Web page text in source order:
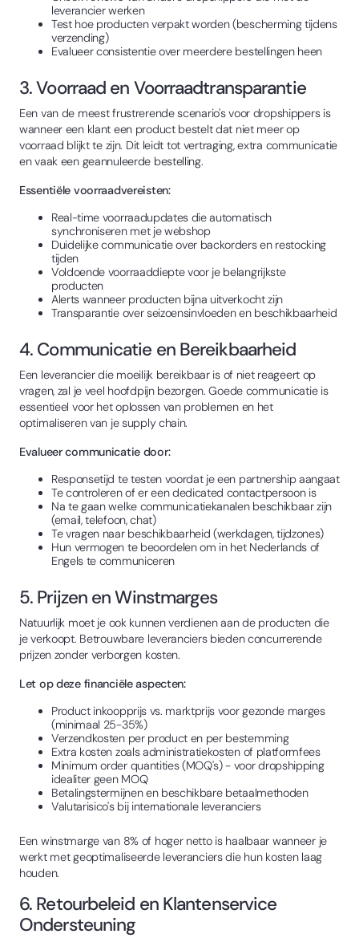
leverancier werken
Test hoe producten verpakt worden (bescherming tijdens
verzending)
Evalueer consistentie over meerdere bestellingen heen
3. Voorraad en Voorraadtransparantie
Een van de meest frustrerende scenario's voor dropshippers is
wanneer een klant een product bestelt dat niet meer op
voorraad blijkt te zijn. Dit leidt tot vertraging, extra communicatie
en vaak een geannuleerde bestelling.
Essentiële voorraadvereisten:
Real-time voorraadupdates die automatisch
synchroniseren met je webshop
Duidelijke communicatie over backorders en restocking
tijden
Voldoende voorraaddiepte voor je belangrijkste
producten
Alerts wanneer producten bijna uitverkocht zijn
Transparantie over seizoensinvloeden en beschikbaarheid
4. Communicatie en Bereikbaarheid
Een leverancier die moeilijk bereikbaar is of niet reageert op
vragen, zal je veel hoofdpijn bezorgen. Goede communicatie is
essentieel voor het oplossen van problemen en het
optimaliseren van je supply chain.
Evalueer communicatie door:
Responsetijd te testen voordat je een partnership aangaat
Te controleren of er een dedicated contactpersoon is
Na te gaan welke communicatiekanalen beschikbaar zijn
(email, telefoon, chat)
Te vragen naar beschikbaarheid (werkdagen, tijdzones)
Hun vermogen te beoordelen om in het Nederlands of
Engels te communiceren
5. Prijzen en Winstmarges
Natuurlijk moet je ook kunnen verdienen aan de producten die
je verkoopt. Betrouwbare leveranciers bieden concurrerende
prijzen zonder verborgen kosten.
Let op deze financiële aspecten:
Product inkoopprijs vs. marktprijs voor gezonde marges
(minimaal 25-35%)
Verzendkosten per product en per bestemming
Extra kosten zoals administratiekosten of platformfees
Minimum order quantities (MOQ's) - voor dropshipping
idealiter geen MOQ
Betalingstermijnen en beschikbare betaalmethoden
Valutarisico's bij internationale leveranciers
Een winstmarge van 8% of hoger netto is haalbaar wanneer je
werkt met geoptimaliseerde leveranciers die hun kosten laag
houden.
6. Retourbeleid en Klantenservice
Ondersteuning